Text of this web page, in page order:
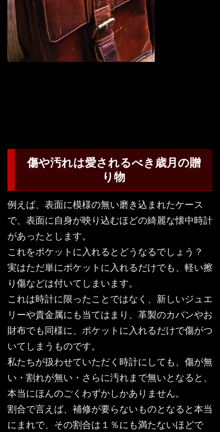
傷や汚れは愛されるべき歳月の贈
り物
例えば、表面に模様の無い磨き込まれたケース
で、表面に自身が映り込むほどの綺麗な懐中時計
があったとします。
これをポケットに入れるとどうなるでしょう？
実はただ単にポケットに入れるだけでも、軽い擦
り傷などは付いてしまいます。
これは時計に限ったことではなく、新しいジュエ
リーや貴金属にも当てはまり、革製のカバンやお
財布でも同様に、ポケットに入れるだけで傷がつ
いてしまうものです。
私たちが扱わせていただく時計にしても、傷が無
い・割れが無い・さらに汚れまで無いとなると、
本当にほんのごくわずかしかありません。
割合で言えば、補修が要らないものとなると本当
にまれで、その割合は１％にも満たないほどで